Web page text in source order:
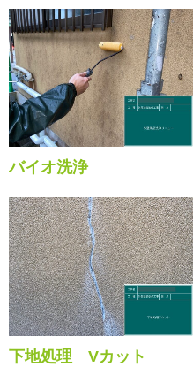
バイオ洗浄
下地処理 Vカット